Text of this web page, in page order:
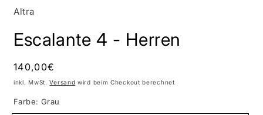
Altra
Escalante 4 - Herren
Normaler
Preis
140,00€
inkl. MwSt.Versand wird beim Checkout berechnet
Farbe: Grau